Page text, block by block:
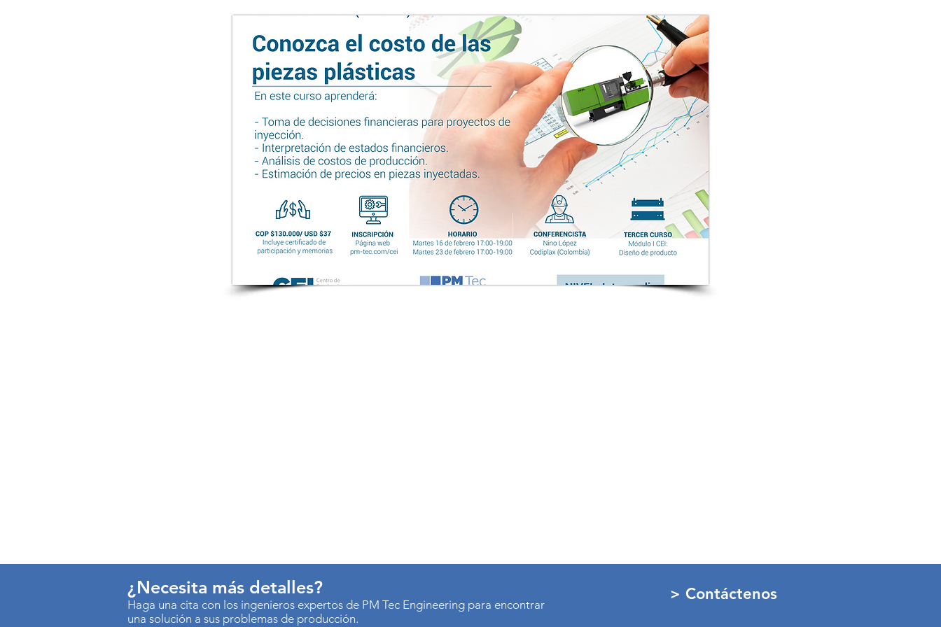
¿Necesita más detalles?
Haga una cita con los ingenieros expertos de PM Tec Engineering para encontrar
una solución a sus problemas de producción.
> Contáctenos